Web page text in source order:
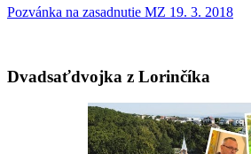
Pozvánka na zasadnutie MZ 19. 3. 2018
Dvadsaťdvojka z Lorinčíka